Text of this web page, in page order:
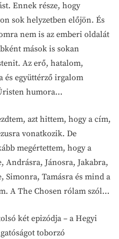
Ennek része, hogy
sok helyzetben előjön. És
nem is az emberi oldalát
mások is sokan
Az erő, hatalom,
és együttérző irgalom
humora…
azt hittem, hogy a cím,
vonatkozik. De
megértettem, hogy a
Andrásra, Jánosra, Jakabra,
Simonra, Tamásra és mind a
A The Chosen rólam szól…
két epizódja – a Hegyi
toborzó